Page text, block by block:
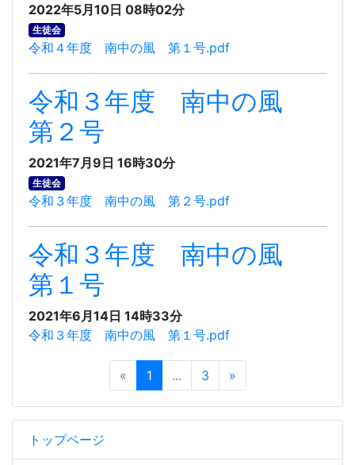
トップページ
2022年5月10日 08時02分
生徒会
令和４年度 南中の風 第１号.pdf
令和３年度 南中の風
第２号
2021年7月9日 16時30分
生徒会
令和３年度 南中の風 第２号.pdf
令和３年度 南中の風
第１号
2021年6月14日 14時33分
令和３年度 南中の風 第１号.pdf
« 1 ... 3 »